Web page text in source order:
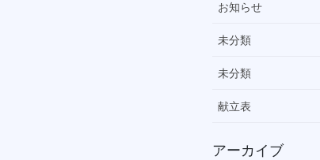
お知らせ
未分類
未分類
献立表
アーカイブ